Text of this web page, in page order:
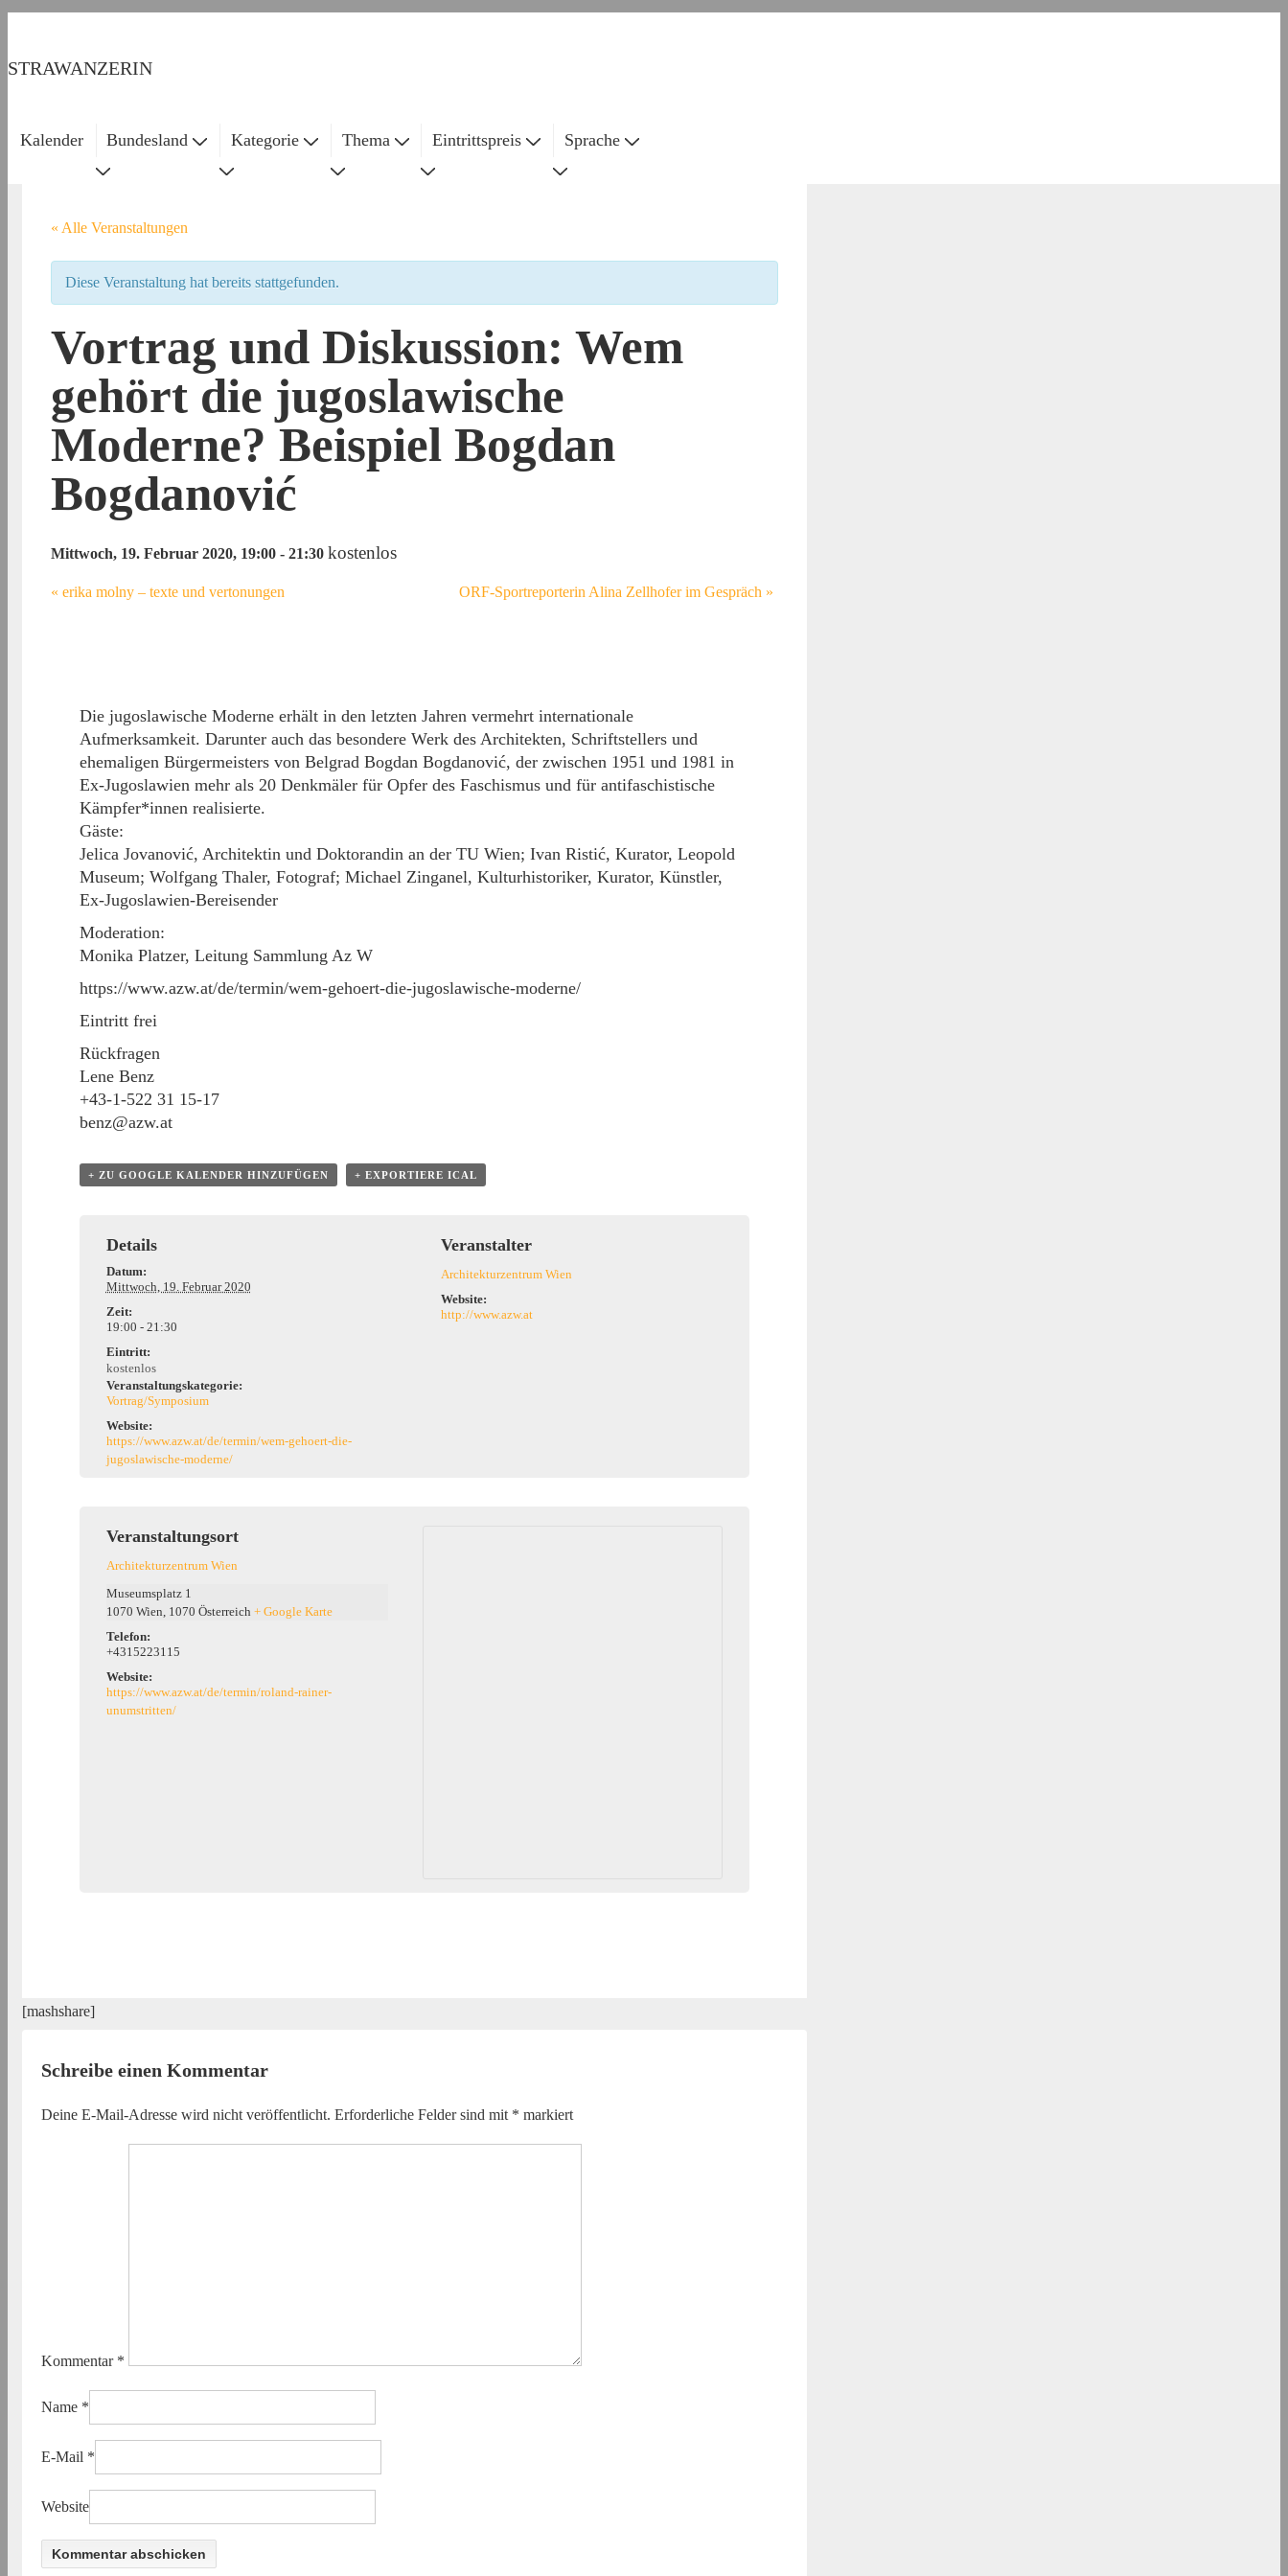
Inhalt
STRAWANZERIN
Kalender Bundesland Kategorie Thema Eintrittspreis Sprache
« Alle Veranstaltungen
Diese Veranstaltung hat bereits stattgefunden.
Vortrag und Diskussion: Wem
gehört die jugoslawische
Moderne? Beispiel Bogdan
Bogdanović
Mittwoch, 19. Februar 2020, 19:00 - 21:30 kostenlos
« erika molny – texte und vertonungen ORF-Sportreporterin Alina Zellhofer im Gespräch »
Die jugoslawische Moderne erhält in den letzten Jahren vermehrt internationale
Aufmerksamkeit. Darunter auch das besondere Werk des Architekten, Schriftstellers und
ehemaligen Bürgermeisters von Belgrad Bogdan Bogdanović, der zwischen 1951 und 1981 in
Ex-Jugoslawien mehr als 20 Denkmäler für Opfer des Faschismus und für antifaschistische
Kämpfer*innen realisierte.
Gäste:
Jelica Jovanović, Architektin und Doktorandin an der TU Wien; Ivan Ristić, Kurator, Leopold
Museum; Wolfgang Thaler, Fotograf; Michael Zinganel, Kulturhistoriker, Kurator, Künstler,
Ex-Jugoslawien-Bereisender
Moderation:
Monika Platzer, Leitung Sammlung Az W
https://www.azw.at/de/termin/wem-gehoert-die-jugoslawische-moderne/
Eintritt frei
Rückfragen
Lene Benz
+43-1-522 31 15-17
benz@azw.at
+ ZU GOOGLE KALENDER HINZUFÜGEN + EXPORTIERE ICAL
Details
Datum:
Mittwoch, 19. Februar 2020
Zeit:
19:00 - 21:30
Eintritt:
kostenlos
Veranstaltungskategorie:
Vortrag/Symposium
Website:
https://www.azw.at/de/termin/wem-gehoert-die-
jugoslawische-moderne/
Veranstalter
Architekturzentrum Wien
Website:
http://www.azw.at
Veranstaltungsort
Architekturzentrum Wien
Museumsplatz 1
1070 Wien, 1070 Österreich + Google Karte
Telefon:
+4315223115
Website:
https://www.azw.at/de/termin/roland-rainer-
unumstritten/
[mashshare]
Schreibe einen Kommentar
Deine E-Mail-Adresse wird nicht veröffentlicht. Erforderliche Felder sind mit * markiert
Kommentar *
Name *
E-Mail *
Website